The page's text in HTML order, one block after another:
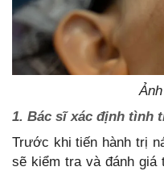
1. Bác sĩ xác định tình
Trước khi tiến hành trị
sẽ kiểm tra và đánh giá